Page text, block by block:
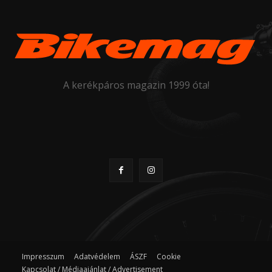
A kerékpáros magazin 1999 óta!
Impresszum Adatvédelem ÁSZF
Cookie
Kapcsolat / Médiaajánlat / Advertisement